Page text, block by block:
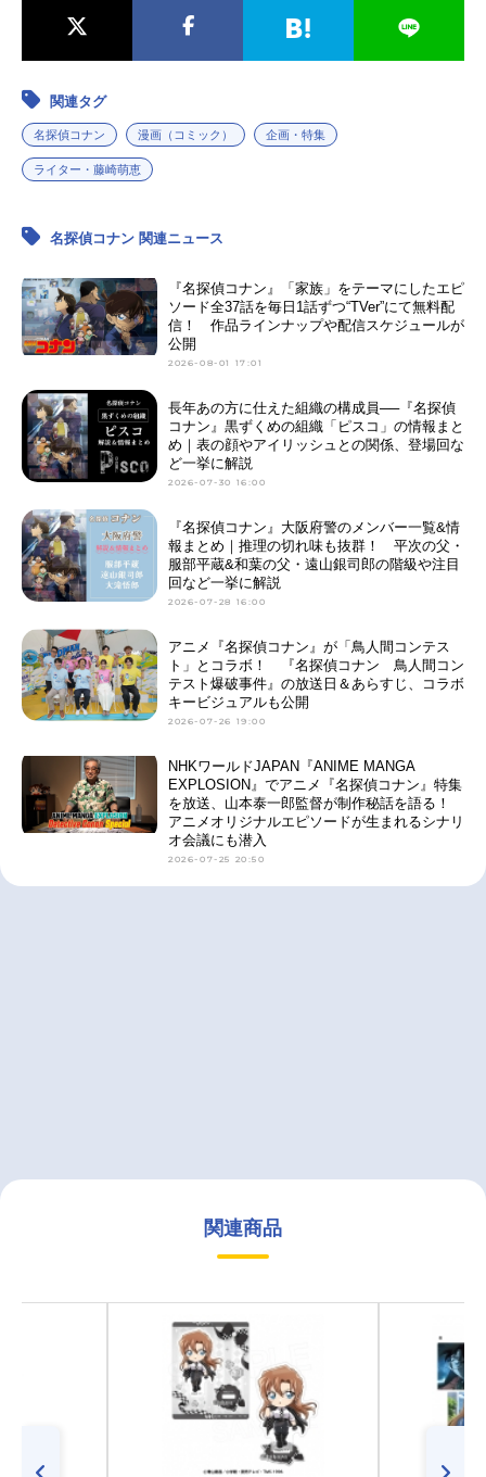
関連タグ
名探偵コナン 漫画（コミック） 企画・特集
ライター・藤崎萌恵
名探偵コナン 関連ニュース
『名探偵コナン』「家族」をテーマにしたエピ
ソード全37話を毎日1話ずつ“TVer”にて無料配
信！ 作品ラインナップや配信スケジュールが
公開
2026-08-01 17:01
長年あの方に仕えた組織の構成員──『名探偵
コナン』黒ずくめの組織「ピスコ」の情報まと
め｜表の顔やアイリッシュとの関係、登場回な
ど一挙に解説
2026-07-30 16:00
『名探偵コナン』大阪府警のメンバー一覧&情
報まとめ｜推理の切れ味も抜群！ 平次の父・
服部平蔵&和葉の父・遠山銀司郎の階級や注目
回など一挙に解説
2026-07-28 16:00
アニメ『名探偵コナン』が「鳥人間コンテス
ト」とコラボ！ 『名探偵コナン 鳥人間コン
テスト爆破事件』の放送日＆あらすじ、コラボ
キービジュアルも公開
2026-07-26 19:00
NHKワールドJAPAN『ANIME MANGA
EXPLOSION』でアニメ『名探偵コナン』特集
を放送、山本泰一郎監督が制作秘話を語る！
アニメオリジナルエピソードが生まれるシナリ
オ会議にも潜入
2026-07-25 20:50
関連商品